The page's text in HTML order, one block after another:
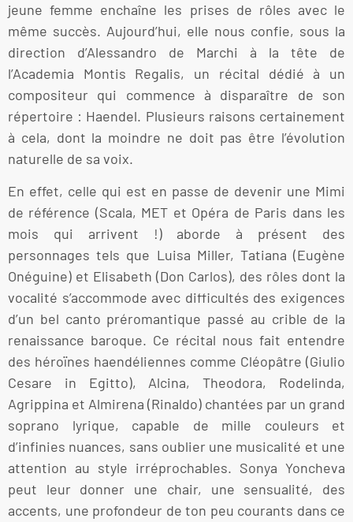
jeune femme enchaîne les prises de rôles avec le
même succès. Aujourd’hui, elle nous confie, sous la
direction d’Alessandro de Marchi à la tête de
l’Academia Montis Regalis, un récital dédié à un
compositeur qui commence à disparaître de son
répertoire : Haendel. Plusieurs raisons certainement
à cela, dont la moindre ne doit pas être l’évolution
naturelle de sa voix.
En effet, celle qui est en passe de devenir une Mimi
de référence (Scala, MET et Opéra de Paris dans les
mois qui arrivent !) aborde à présent des
personnages tels que Luisa Miller, Tatiana (Eugène
Onéguine) et Elisabeth (Don Carlos), des rôles dont la
vocalité s’accommode avec difficultés des exigences
d’un bel canto préromantique passé au crible de la
renaissance baroque. Ce récital nous fait entendre
des héroïnes haendéliennes comme Cléopâtre (Giulio
Cesare in Egitto), Alcina, Theodora, Rodelinda,
Agrippina et Almirena (Rinaldo) chantées par un grand
soprano lyrique, capable de mille couleurs et
d’infinies nuances, sans oublier une musicalité et une
attention au style irréprochables. Sonya Yoncheva
peut leur donner une chair, une sensualité, des
accents, une profondeur de ton peu courants dans ce